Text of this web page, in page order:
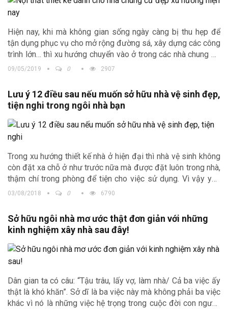
Hiện nay, khi mà không gian sống ngày càng bị thu hẹp để
tận dụng phục vụ cho mở rộng đường sá, xây dựng các công
trình lớn… thì xu hướng chuyển vào ở trong các nhà chung cư
được cho là xu hướng khôn ngoan và phù hợp hơn với nhà ở
09/05/2019 0 2907
Lưu ý 12 điều sau nếu muốn sở hữu nhà vệ sinh đẹp,
tiện nghi trong ngôi nhà bạn
Trong xu hướng thiết kế nhà ở hiện đại thì nhà vệ sinh không
còn đặt xa chỗ ở như trước nữa mà được đặt luôn trong nhà,
thậm chí trong phòng để tiện cho việc sử dụng. Vì vậy yêu
cầu về nhà vệ sinh theo đó cũng thay đổi phải thông thoáng,
dụng không chỉ nhà ở mà nhà vệ sinh cũng có dấu hiệu
xuống cấp, hư hỏng và sửa nhà vệ sinh chính là giải pháp
giải quyết vấn đề này.
03/08/2018 0 6790
Sở hữu ngôi nhà mơ ước thật đơn giản với những
kinh nghiệm xây nhà sau đây!
Dân gian ta có câu: “Tậu trâu, lấy vợ, làm nhà/ Cả ba việc ấy
thật là khó khăn”. Sở dĩ là ba việc này mà không phải ba việc
khác vì nó là những việc hệ trọng trong cuộc đời con người,